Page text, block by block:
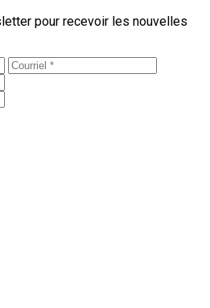
pour recevoir les nouvelles